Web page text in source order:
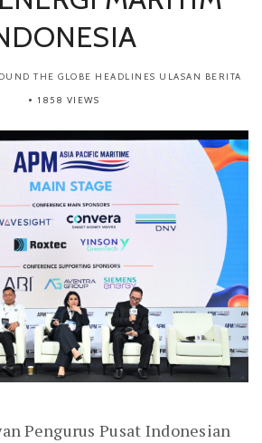
THE GLOBE HEADLINES ULASAN BERITA
1858 VIEWS
Pengurus Pusat Indonesian